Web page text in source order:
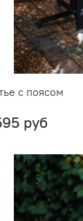
с поясом
руб